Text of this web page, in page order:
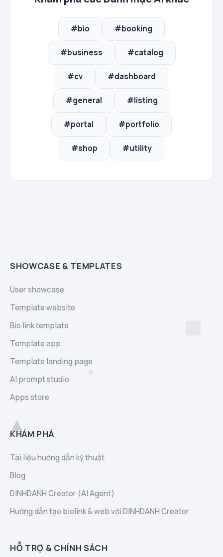
#bio #booking
#business #catalog
#cv #dashboard
#general #listing
#portal #portfolio
#shop #utility
SHOWCASE & TEMPLATES
User showcase
Template website
Bio link template
Template app
Template landing page
AI prompt studio
Apps store
KHÁM PHÁ
Tài liệu hướng dẫn kỹ thuật
Blog
DINHDANH Creator (AI Agent)
Hướng dẫn tạo biolink & web với DINHDANH Creator
HỖ TRỢ & CHÍNH SÁCH